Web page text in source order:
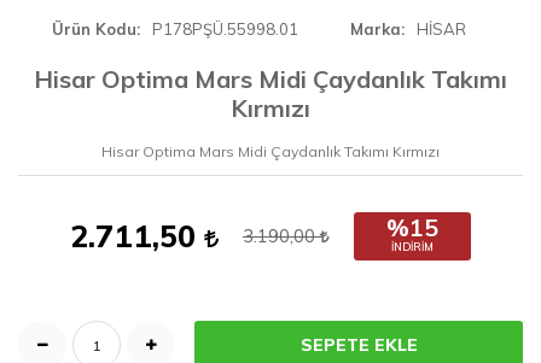
Ürün Kodu P178PŞÜ.55998.01 Marka HİSAR
Hisar Optima Mars Midi Çaydanlık Takımı
Kırmızı
Hisar Optima Mars Midi Çaydanlık Takımı Kırmızı
2.711,50 3.190,00 %15
İNDIRIM
SEPETE EKLE